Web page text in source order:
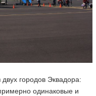
городов Эквадора:
одинаковые и